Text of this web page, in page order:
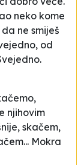
neko kome
ne smiješ
od
njihovim
skačem,
Mokra